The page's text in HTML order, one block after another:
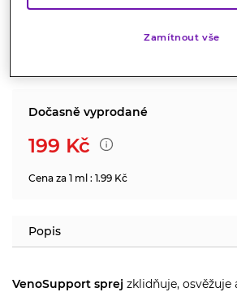
nohou.
Dočasně vyprodané
199 Kč
Cena za 1 ml : 1.99 Kč
Popis
VenoSupport sprej zklidňuje,
Zamítnout vše